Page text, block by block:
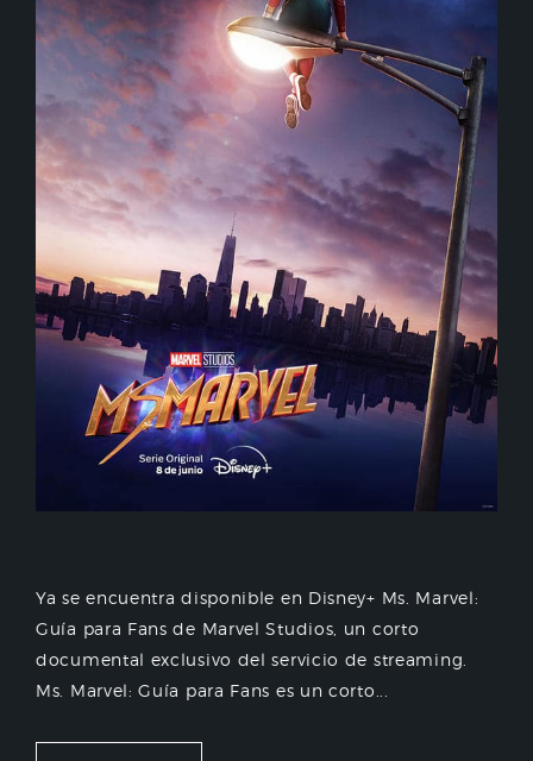
Ya se encuentra disponible en Disney+ Ms. Marvel:
Guía para Fans de Marvel Studios, un corto
documental exclusivo del servicio de streaming.
Ms. Marvel: Guía para Fans es un corto...